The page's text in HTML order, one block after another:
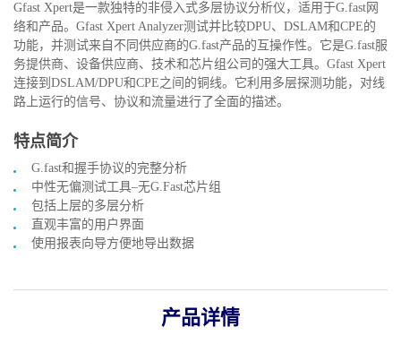
Gfast Xpert是一款独特的非侵入式多层协议分析仪，适用于G.fast网
络和产品。Gfast Xpert Analyzer测试并比较DPU、DSLAM和CPE的
功能，并测试来自不同供应商的G.fast产品的互操作性。它是G.fast服
务提供商、设备供应商、技术和芯片组公司的强大工具。Gfast Xpert
连接到DSLAM/DPU和CPE之间的铜线。它利用多层探测功能，对线
路上运行的信号、协议和流量进行了全面的描述。
特点简介
G.fast和握手协议的完整分析
中性无偏测试工具–无G.Fast芯片组
包括上层的多层分析
直观丰富的用户界面
使用报表向导方便地导出数据
产品详情